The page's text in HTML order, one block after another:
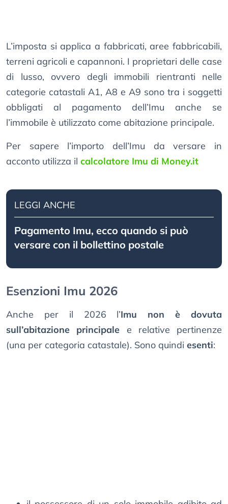
L’imposta si applica a fabbricati, aree fabbricabili,
terreni agricoli e capannoni. I proprietari delle case
di lusso, ovvero degli immobili rientranti nelle
categorie catastali A1, A8 e A9 sono tra i soggetti
obbligati al pagamento dell’Imu anche se
l’immobile è utilizzato come abitazione principale.
Per sapere l’importo dell’Imu da versare in
acconto utilizza il calcolatore Imu di Money.it
LEGGI ANCHE
Pagamento Imu, ecco quando si può
versare con il bollettino postale
Esenzioni Imu 2026
Anche per il 2026 l’Imu non è dovuta
sull’abitazione principale e relative pertinenze
(una per categoria catastale). Sono quindi esenti: